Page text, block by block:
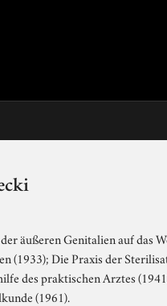
äußeren Genitalien auf das
(1933); Die Praxis der
des praktischen Arztes
(1961).